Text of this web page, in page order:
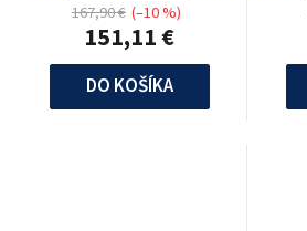
151,11 €
167,90 € (–10 %)
DO KOŠÍKA